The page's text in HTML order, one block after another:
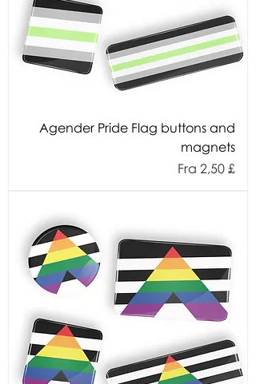
Agender Pride Flag buttons and
magnets
Fra 2,50 £
Salgspris